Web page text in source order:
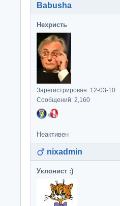
Babusha
Нехристь
Зарегистрирован: 12-03-10
Сообщений: 2,160
Неактивен
nixadmin
Уклонист :)